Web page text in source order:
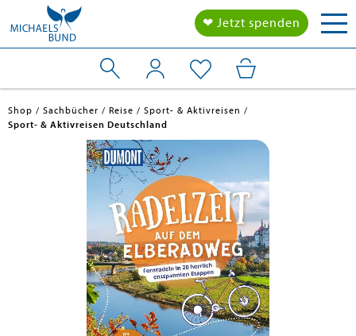
❤ Jetzt spenden
Shop Sachbücher Reise
Sport- & Aktivreisen
Sport- & Aktivreisen Deutschland